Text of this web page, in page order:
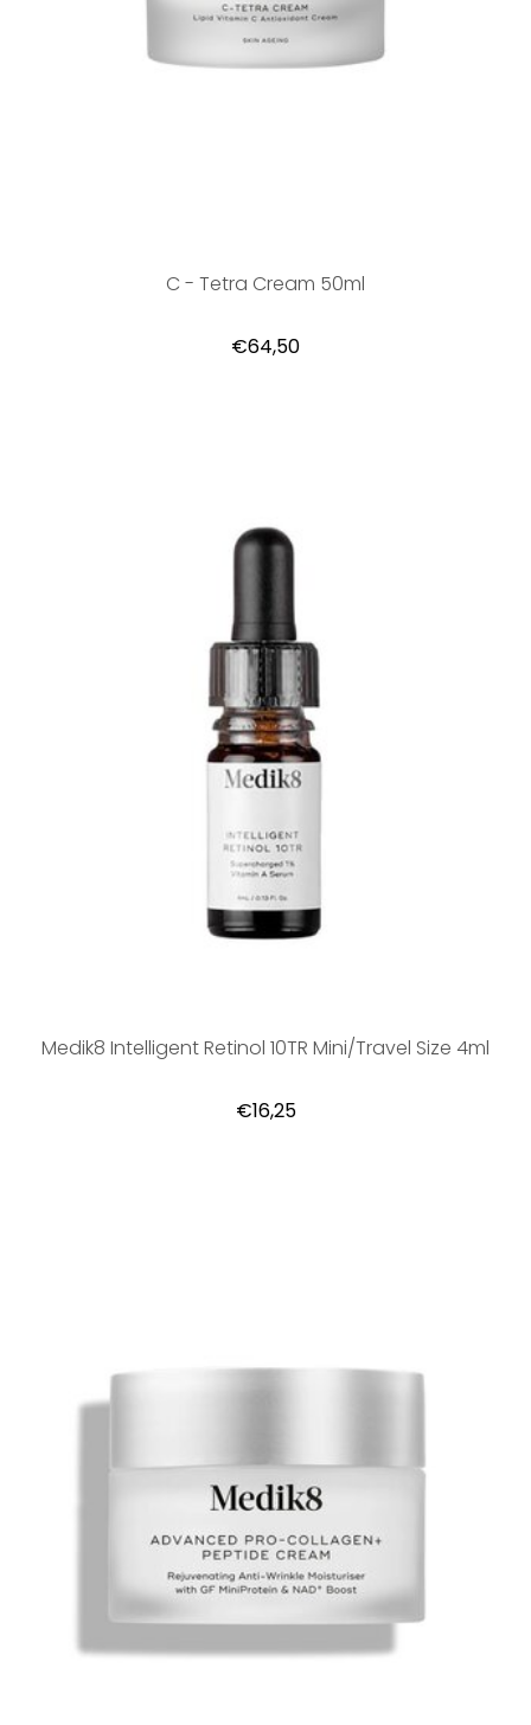
C - Tetra Cream 50ml
€64,50
Medik8 Intelligent Retinol 10TR Mini/Travel Size 4ml
€16,25